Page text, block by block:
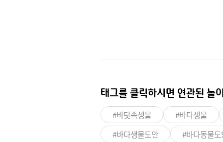
태그를 클릭하시면 연관된 놀
#바닷속생물
#바다생물
#바다생물도안
#바다동물도